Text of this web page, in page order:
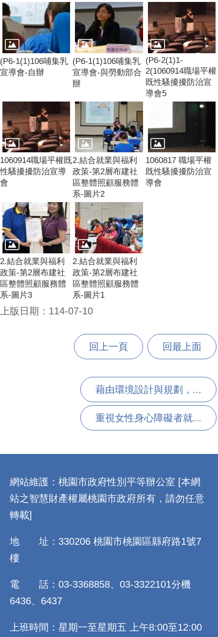
(P6-1(1)106哺集乳
宣導會-自辦
(P6-1(1)106哺集乳
宣導會-與勞動部合
辦
(P6-2(1)1-
2(1060914職場平權
既性騷擾擾防治宣
導會5
1060914職場平權既
性騷擾擾防治宣導
會
2.結合就業與福利
政策-第2層布建社
區整體照顧服務體
系-圖片2
1060817 職場平權
既性騷擾擾防治宣
導會
2.結合就業與福利
政策-第2層布建社
區整體照顧服務體
系-圖片3
2.結合就業與福利
政策-第2層布建社
區整體照顧服務體
系-圖片1
上版日期：114-07-10
回上一頁 回最上面
藉由環境設計與規劃，...
重視女性身心障礙者就...
網站維護：桃園市政府性別平等辦公室 [本網
站之智慧財產權屬桃園市政府所有，請勿任意
轉載]
地 址：330206 桃園市桃園區縣府路1號7
樓
電 話：03-3368858、03-3322101分機
6436、6437
上班時間：星期一至星期五 上午8:00至12:00